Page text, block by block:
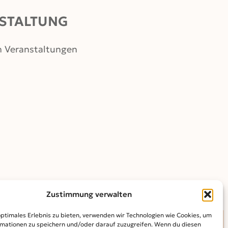
Zustimmung verwalten
Erlebnis zu bieten, verwenden wir Technologien wie Cookies, um
zu speichern und/oder darauf zuzugreifen. Wenn du diesen
Veranstaltungen